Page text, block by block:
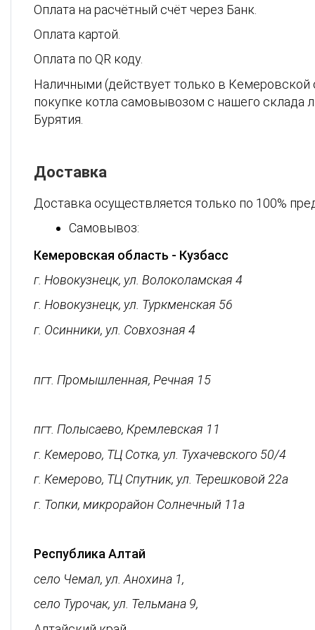
Оплата на расчётный счёт через Банк.
Оплата картой.
Оплата по QR коду.
Наличными (действует только в Кемеровской
покупке котла самовывозом с нашего склада
Бурятия.
Доставка
Доставка осуществляется только по 100%
Самовывоз:
Кемеровская область - Кузбасс
г. Новокузнецк, ул. Волоколамская 4
г. Новокузнецк, ул. Туркменская 56
г. Осинники, ул. Совхозная 4
пгт. Промышленная, Речная 15
пгт. Полысаево, Кремлевская 11
г. Кемерово, ТЦ Сотка, ул. Тухачевского 50/4
г. Кемерово, ТЦ Спутник, ул. Терешковой 22а
г. Топки, микрорайон Солнечный 11а
Республика Алтай
село Чемал, ул. Анохина 1,
село Турочак, ул. Тельмана 9,